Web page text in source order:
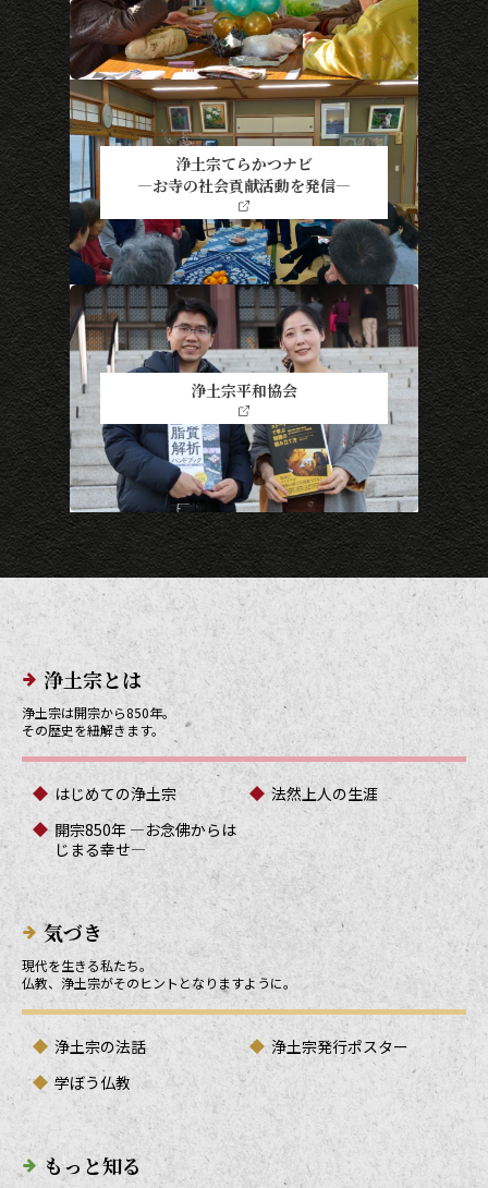
浄土宗てらかつナビ
―お寺の社会貢献活動を発信―
浄土宗平和協会
メインメニューリンク
浄土宗とは
浄土宗は開宗から850年。
その歴史を紐解きます。
はじめての浄土宗
法然上人の生涯
開宗850年 ―お念佛からは
じまる幸せ―
気づき
現代を生きる私たち。
仏教、浄土宗がそのヒントとなりますように。
浄土宗の法話
浄土宗発行ポスター
学ぼう仏教
もっと知る